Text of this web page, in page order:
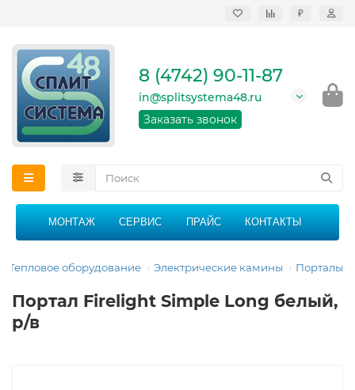
₽
кондиционеров в
области
График работы: 9:00 -
21:00 без перерыва и
8 (4742) 90-11-87
in@splitsystema48.ru
Заказать звонок
МОНТАЖ СЕРВИС ПРАЙС КОНТАКТЫ
Тепловое оборудование Электрические камины Порталы
Портал Firelight Simple Long белый,
р/в